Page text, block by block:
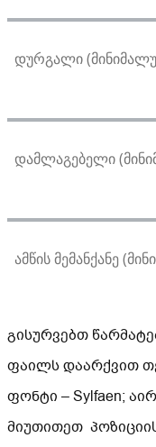
დურგალი
დამლაგებელი
ამწის მემანქანე
გისურვებთ
ფაილს დაარქვით
ფონტი – Sylfaen;
მიუთითეთ